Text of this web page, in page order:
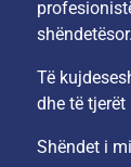
shëndetësor.
Të
dhe të tjerët
Shëndet i